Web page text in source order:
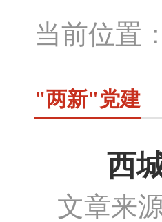
当前位置：
"两新"党建
西
文章来